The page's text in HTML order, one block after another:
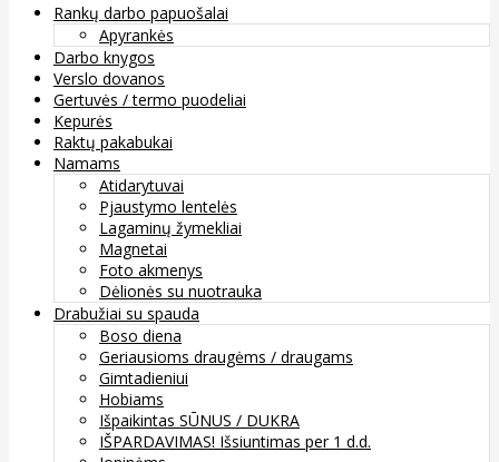
Rankų darbo papuošalai
Apyrankės
Darbo knygos
Verslo dovanos
Gertuvės / termo puodeliai
Kepurės
Raktų pakabukai
Namams
Atidarytuvai
Pjaustymo lentelės
Lagaminų žymekliai
Magnetai
Foto akmenys
Dėlionės su nuotrauka
Drabužiai su spauda
Boso diena
Geriausioms draugėms / draugams
Gimtadieniui
Hobiams
Išpaikintas SŪNUS / DUKRA
IŠPARDAVIMAS! Išsiuntimas per 1 d.d.